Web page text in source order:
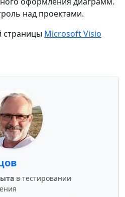
над проектами.
страницы Microsoft Visio
в тестировании